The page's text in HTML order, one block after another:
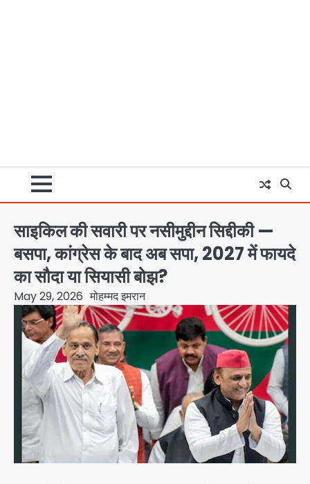
साइकिल की सवारी पर नसीमुद्दीन सिद्दीकी —
बसपा, कांग्रेस के बाद अब सपा, 2027 में फायदे
का सौदा या सियासी बोझ?
May 29, 2026 मोहम्मद इमरान